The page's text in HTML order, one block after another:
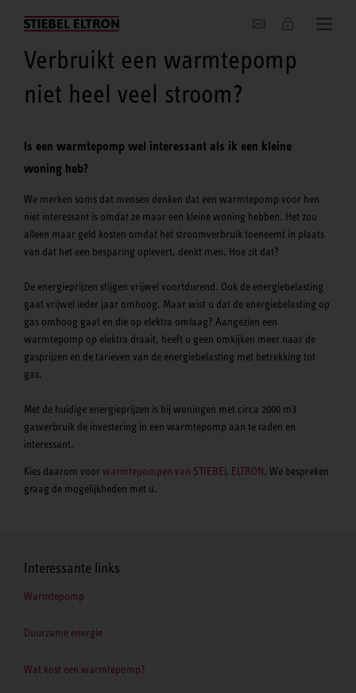
Actueel
Verbruikt een warmtepomp
niet heel veel stroom?
Is een warmtepomp wel interessant als ik een kleine
woning heb?
We merken soms dat mensen denken dat een warmtepomp voor hen
niet interessant is omdat ze maar een kleine woning hebben. Het zou
alleen maar geld kosten omdat het stroomverbruik toeneemt in plaats
van dat het een besparing oplevert, denkt men. Hoe zit dat?
De energieprijzen stijgen vrijwel voortdurend. Ook de energiebelasting
gaat vrijwel ieder jaar omhoog. Maar wist u dat de energiebelasting op
gas omhoog gaat en die op elektra omlaag? Aangezien een
warmtepomp op elektra draait, heeft u geen omkijken meer naar de
gasprijzen en de tarieven van de energiebelasting met betrekking tot
gas.
Met de huidige energieprijzen is bij woningen met circa 2000 m3
gasverbruik de investering in een warmtepomp aan te raden en
interessant.
Kies daarom voorwarmtepompen van STIEBEL ELTRON. We bespreken
graag de mogelijkheden met u.
Interessante links
Warmtepomp
Duurzame energie
Wat kost een warmtepomp?